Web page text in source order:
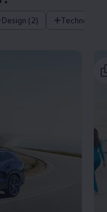
Design (2)